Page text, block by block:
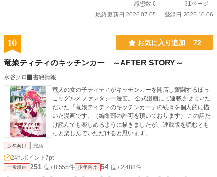
感想数 0
31ページ
最終更新日 2026.07.05
登録日 2025.10.06
10 お気に入り追加 72
竜娘ティティのキッチンカー ～AFTER STORY～
水谷クロ
書籍情報
竜人の女の子ティティがキッチンカーを開店し奮闘するほっ
こりグルメファンタジー漫画。 公式漫画にて連載させていた
だいた『竜娘ティティのキッチンカー』の続きを個人的に描
いた漫画です。（編集部の許可を頂いております） この話だ
け読んでも楽しめるように描きましたが、連載版を読むとも
っと楽しんでいただけると思います。
少年向け 完結
24h.ポイント 7pt
一般漫画 251 位 / 8,555件 少年向け 54 位 / 2,488件